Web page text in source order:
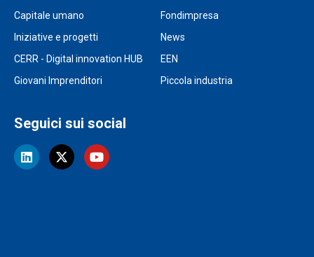
Capitale umano
Fondimpresa
Iniziative e progetti
News
CERR - Digital innovation HUB
EEN
Giovani Imprenditori
Piccola industria
Seguici sui social